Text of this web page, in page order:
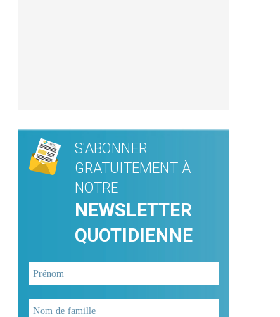
S'ABONNER
GRATUITEMENT À
NOTRE
NEWSLETTER
QUOTIDIENNE